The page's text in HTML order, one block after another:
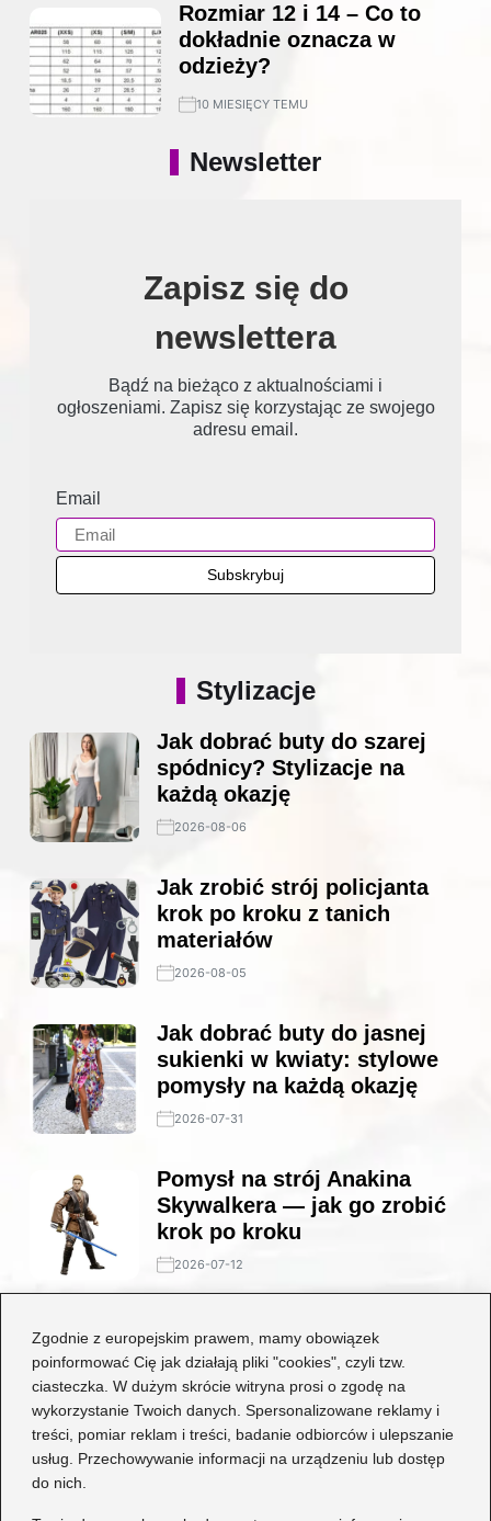
Zgodnie z europejskim prawem, mamy obowiązek
poinformować Cię jak działają pliki "cookies", czyli tzw.
ciasteczka. W dużym skrócie witryna prosi o zgodę na
wykorzystanie Twoich danych. Spersonalizowane reklamy i
treści, pomiar reklam i treści, badanie odbiorców i ulepszanie
usług. Przechowywanie informacji na urządzeniu lub dostęp
do nich.
Rozmiar 12 i 14 – Co to
dokładnie oznacza w
odzieży?
10 MIESIĘCY TEMU
Newsletter
Zapisz się do
newslettera
Bądź na bieżąco z aktualnościami i
ogłoszeniami. Zapisz się korzystając ze swojego
adresu email.
Email
Stylizacje
Jak dobrać buty do szarej
spódnicy? Stylizacje na
każdą okazję
2026-08-06
Jak zrobić strój policjanta
krok po kroku z tanich
materiałów
2026-08-05
Jak dobrać buty do jasnej
sukienki w kwiaty: stylowe
pomysły na każdą okazję
2026-07-31
Pomysł na strój Anakina
Skywalkera — jak go zrobić
krok po kroku
2026-07-12
buty będą idealne do czarnej
koronkowej sukienki?
2026-06-29
Kategorie